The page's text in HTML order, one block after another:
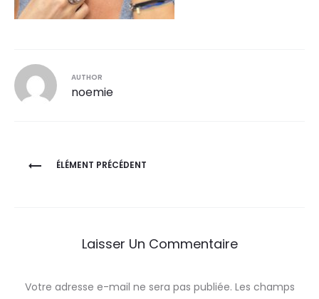
AUTHOR
noemie
Navigation
de
ÉLÉMENT PRÉCÉDENT
Laisser Un Commentaire
Votre adresse e-mail ne sera pas publiée. Les champs